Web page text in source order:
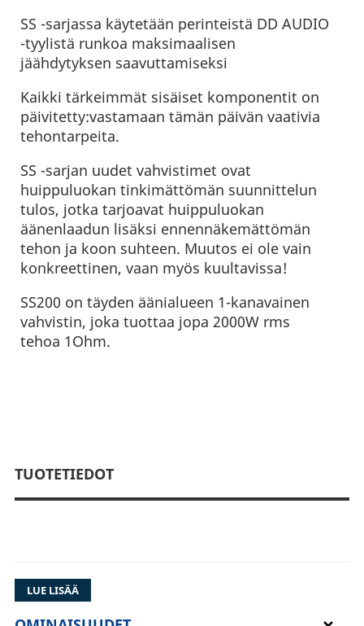
SS -sarjassa käytetään perinteistä DD AUDIO
-tyylistä runkoa maksimaalisen
jäähdytyksen saavuttamiseksi
Kaikki tärkeimmät sisäiset komponentit on
päivitetty:vastamaan tämän päivän vaativia
tehontarpeita.
SS -sarjan uudet vahvistimet ovat
huippuluokan tinkimättömän suunnittelun
tulos, jotka tarjoavat huippuluokan
äänenlaadun lisäksi ennennäkemättömän
tehon ja koon suhteen. Muutos ei ole vain
konkreettinen, vaan myös kuultavissa!
SS200 on täyden äänialueen 1-kanavainen
vahvistin, joka tuottaa jopa 2000W rms
tehoa 1Ohm.
TUOTETIEDOT
Esittelyssä DD Audio SS2000 kompakti
LUE LISÄÄ